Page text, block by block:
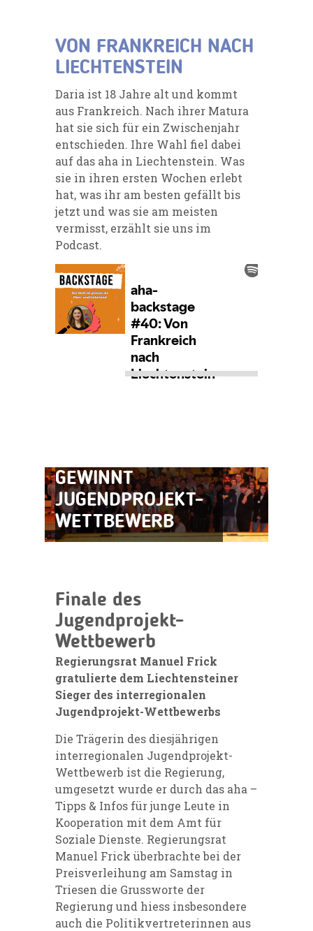
VON FRANKREICH NACH
LIECHTENSTEIN
Daria ist 18 Jahre alt und kommt
aus Frankreich. Nach ihrer Matura
hat sie sich für ein Zwischenjahr
entschieden. Ihre Wahl fiel dabei
auf das aha in Liechtenstein. Was
sie in ihren ersten Wochen erlebt
hat, was ihr am besten gefällt bis
jetzt und was sie am meisten
vermisst, erzählt sie uns im
Podcast.
GEWINNT
JUGENDPROJEKT-
WETTBEWERB
Finale des
Jugendprojekt-
Wettbewerb
Regierungsrat Manuel Frick
gratulierte dem Liechtensteiner
Sieger des interregionalen
Jugendprojekt-Wettbewerbs
Die Trägerin des diesjährigen
interregionalen Jugendprojekt-
Wettbewerb ist die Regierung,
umgesetzt wurde er durch das aha –
Tipps & Infos für junge Leute in
Kooperation mit dem Amt für
Soziale Dienste. Regierungsrat
Manuel Frick überbrachte bei der
Preisverleihung am Samstag in
Triesen die Grussworte der
Regierung und hiess insbesondere
auch die Politikvertreterinnen aus